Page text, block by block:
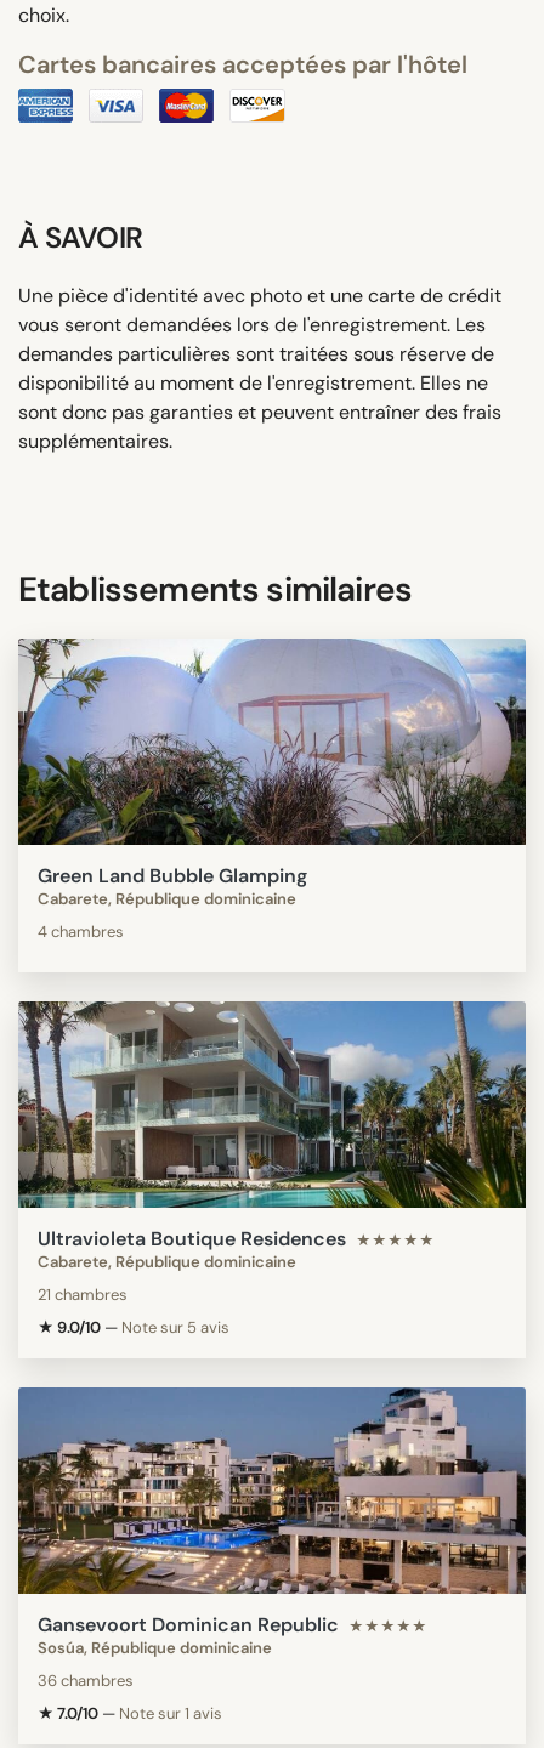
choix.
Cartes bancaires acceptées par l'hôtel
À SAVOIR
Une pièce d'identité avec photo et une carte de crédit
vous seront demandées lors de l'enregistrement. Les
demandes particulières sont traitées sous réserve de
disponibilité au moment de l'enregistrement. Elles ne
sont donc pas garanties et peuvent entraîner des frais
supplémentaires.
Etablissements similaires
Green Land Bubble Glamping
Cabarete, République dominicaine
4 chambres
Ultravioleta Boutique Residences ★★★★★
Cabarete, République dominicaine
21 chambres
★ 9.0/10 — Note sur 5 avis
Gansevoort Dominican Republic ★★★★★
Sosúa, République dominicaine
36 chambres
★ 7.0/10 — Note sur 1 avis